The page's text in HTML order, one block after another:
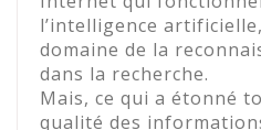
l’intelligence
domaine de la
dans la recherche.
Mais, ce qui a étonné
qualité des